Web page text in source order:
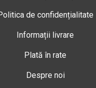
de confidențialitate
Informații livrare
Plată în rate
Despre noi